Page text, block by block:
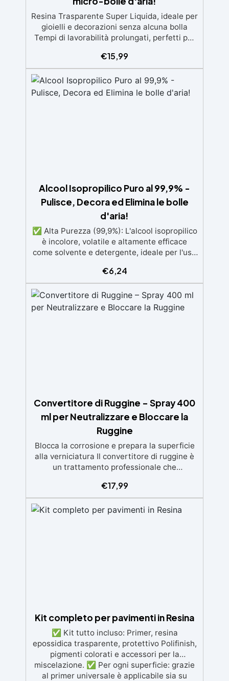
Resina Trasparente Super Liquida, ideale per
gioielli e decorazioni senza alcuna bolla
Tempi di lavorabilità prolungati, perfetti per
resistente all'ingiallimento per colate da
2mm fino a 2 cm, minimizzando le bolle d'aria
per risultati impeccabili. Compatibile con
coloranti in pasta o polvere, permettendo
€15,99
Alcool Isopropilico Puro al 99,9% -
Pulisce, Decora ed Elimina le bolle
d'aria!
✅ Alta Purezza (99,9%): L'alcool isopropilico
è incolore, volatile e altamente efficace
come solvente e detergente, ideale per l'uso
Rimuove facilmente sporco e residui da
resine e superfici senza lasciare tracce,
perfetto per preparare superfici e
attrezzature. ✅ Effetti Decorativi: Spruzzato
lontano da fonti di calore o fiamme.
€6,24
Convertitore di Ruggine – Spray 400
ml per Neutralizzare e Bloccare la
Ruggine
Blocca la corrosione e prepara la superficie
alla verniciatura Il convertitore di ruggine è
un trattamento professionale che
trasformandola in uno strato nero protettivo
e stabile. In un solo passaggio blocca la
corrosione, sigilla la superficie e la rende
agenti atmosferici ⏱ Asciugatura rapida –
verniciabile dopo ca. 3 ore 🔒 Protegge a
lungo termine da ossidazione e nuova
formazione di ruggine 💡 Perché scegliere
Rust Converter Spray 🔩 Blocca la ruggine
all’origine Reagisce chimicamente
€17,99
Kit completo per pavimenti in Resina
✅ Kit tutto incluso: Primer, resina
epossidica trasparente, protettivo Polifinish,
pigmenti colorati e accessori per la
miscelazione. ✅ Per ogni superficie: grazie
al primer universale è applicabile sia su